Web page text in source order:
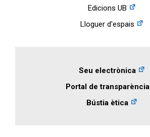
Edicions UB
Lloguer d'espais
Seu electrònica
Portal de transparència
Bústia ètica